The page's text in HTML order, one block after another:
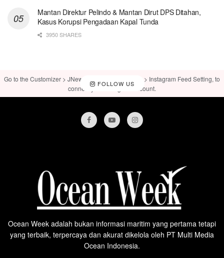
Mantan Direktur Pelindo & Mantan Dirut DPS Ditahan,
Kasus Korupsi Pengadaan Kapal Tunda
3950 SHARES
FOLLOW US
Go to the Customizer > JNews : Social, Like & View > Instagram Feed Setting, to
connect your Instagram account.
Ocean Week adalah bukan informasi maritim yang pertama tetapi
yang terbaik, terpercaya dan akurat dikelola oleh PT Multi Media
Ocean Indonesia.